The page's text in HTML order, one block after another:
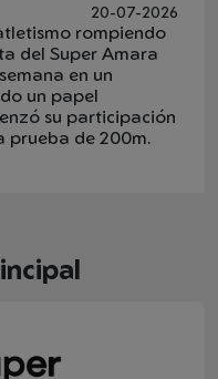
20-07-2026
rompiendo
del Super Amara
en un
un papel
su participación
prueba de 200m.